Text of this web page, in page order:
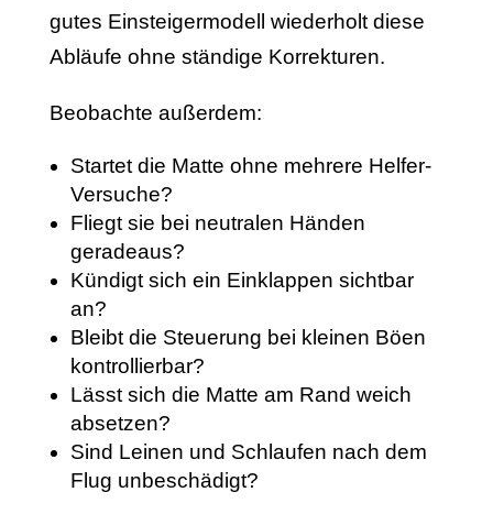
gutes Einsteigermodell wiederholt diese
Abläufe ohne ständige Korrekturen.
Beobachte außerdem:
Startet die Matte ohne mehrere Helfer-
Versuche?
Fliegt sie bei neutralen Händen
geradeaus?
Kündigt sich ein Einklappen sichtbar
an?
Bleibt die Steuerung bei kleinen Böen
kontrollierbar?
Lässt sich die Matte am Rand weich
absetzen?
Sind Leinen und Schlaufen nach dem
Flug unbeschädigt?